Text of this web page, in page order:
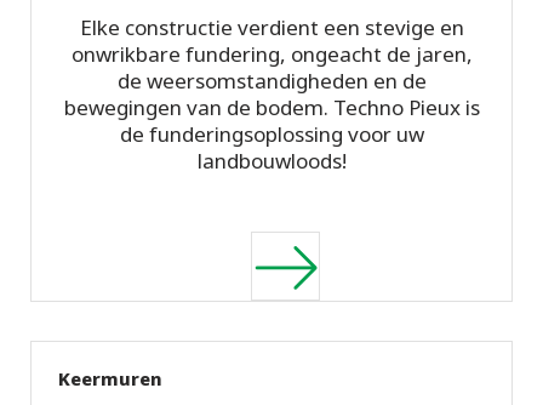
Elke constructie verdient een stevige en
onwrikbare fundering, ongeacht de jaren,
de weersomstandigheden en de
bewegingen van de bodem. Techno Pieux is
de funderingsoplossing voor uw
landbouwloods!
Keermuren